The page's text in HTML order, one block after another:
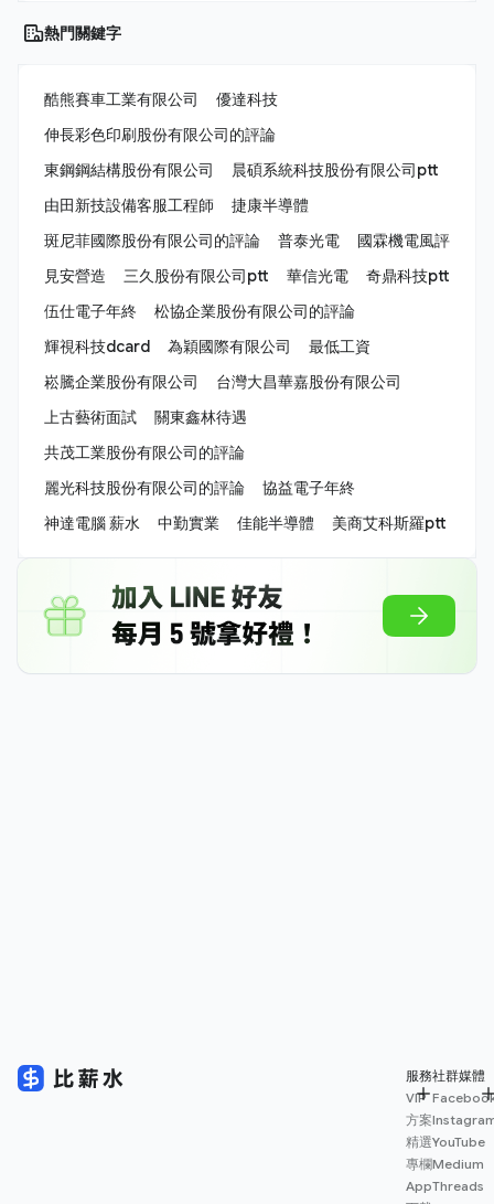
熱門關鍵字
酷熊賽車工業有限公司
優達科技
伸長彩色印刷股份有限公司的評論
東鋼鋼結構股份有限公司
晨碩系統科技股份有限公司ptt
由田新技設備客服工程師
捷康半導體
斑尼菲國際股份有限公司的評論
普泰光電
國霖機電風評
見安營造
三久股份有限公司ptt 華信光電
奇鼎科技ptt
伍仕電子年終
松協企業股份有限公司的評論
輝視科技dcard
為穎國際有限公司
最低工資
崧騰企業股份有限公司
台灣大昌華嘉股份有限公司
上古藝術面試
關東鑫林待遇
共茂工業股份有限公司的評論
麗光科技股份有限公司的評論
協益電子年終
神達電腦 薪水
中勤實業 佳能半導體 美商艾科斯羅ptt
服務
VIP
方案
精選
專欄
App
社群媒體
YouTube
Medium
Threads